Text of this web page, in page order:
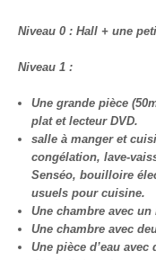
Niveau 0 : Hall + une
Niveau 1 :
Une grande pièce
plat et lecteur DVD.
salle à manger et
congélation, lave-
Senséo, bouilloire
usuels pour cuisine.
Une chambre avec
Une chambre avec
Une pièce d’eau